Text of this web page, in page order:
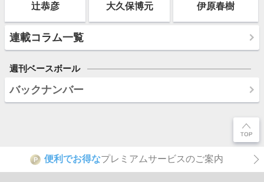
辻恭彦 大久保博元 伊原春樹
連載コラム一覧
週刊ベースボール
バックナンバー
P 便利でお得なプレミアムサービスのご案内